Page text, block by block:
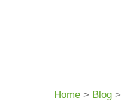
Home > Blog >